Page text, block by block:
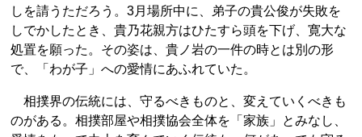
しを請うただろう。3月場所中に、弟子の貴公俊が失敗を
しでかしたとき、貴乃花親方はひたすら頭を下げ、寛大な
処置を願った。その姿は、貴ノ岩の一件の時とは別の形
で、「わが子」への愛情にあふれていた。
相撲界の伝統には、守るべきものと、変えていくべきも
のがある。相撲部屋や相撲協会全体を「家族」とみなし、